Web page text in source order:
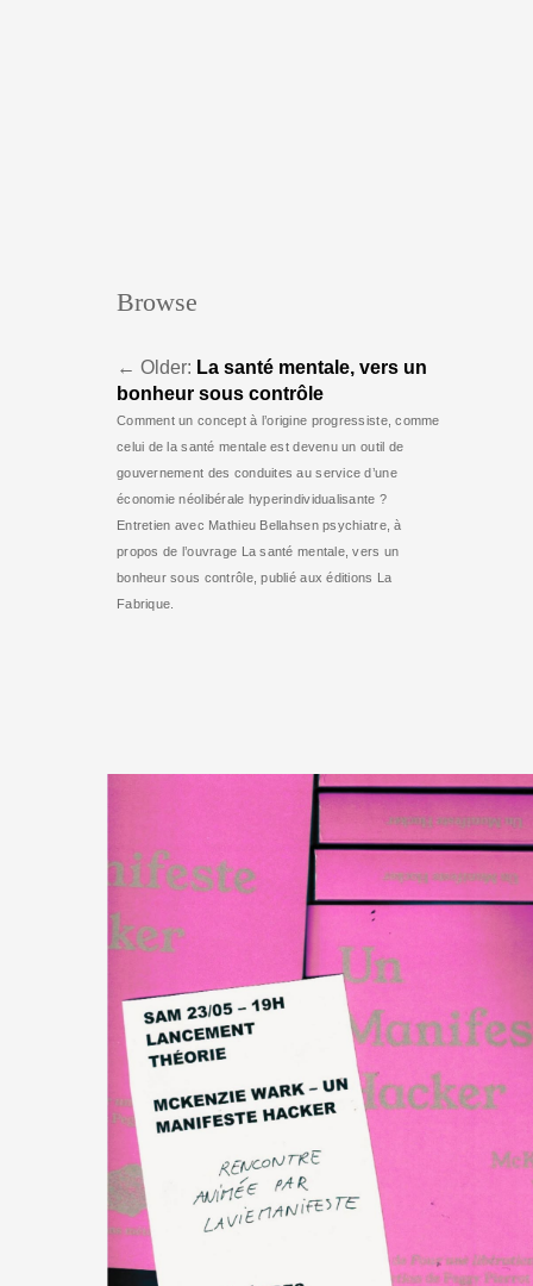
Browse
← Older: La santé mentale, vers un
bonheur sous contrôle
Comment un concept à l’origine progressiste, comme
celui de la santé mentale est devenu un outil de
gouvernement des conduites au service d’une
économie néolibérale hyperindividualisante ?
Entretien avec Mathieu Bellahsen psychiatre, à
propos de l’ouvrage La santé mentale, vers un
bonheur sous contrôle, publié aux éditions La
Fabrique.